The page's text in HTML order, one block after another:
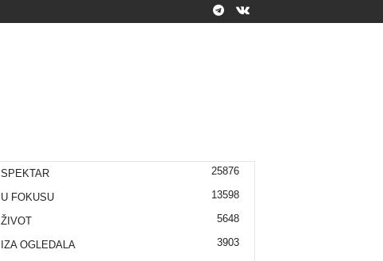
SPEKTAR 25876
U FOKUSU 13598
ŽIVOT 5648
IZA OGLEDALA 3903